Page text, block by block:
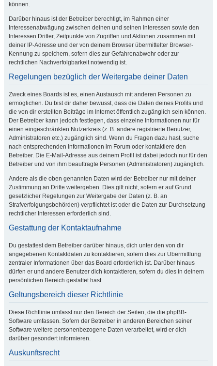
können.
Darüber hinaus ist der Betreiber berechtigt, im Rahmen einer
Interessenabwägung zwischen deinen und seinen Interessen sowie den
Interessen Dritter, Zeitpunkte von Zugriffen und Aktionen zusammen mit
deiner IP-Adresse und der von deinem Browser übermittelter Browser-
Kennung zu speichern, sofern dies zur Gefahrenabwehr oder zur
rechtlichen Nachverfolgbarkeit notwendig ist.
Regelungen bezüglich der Weitergabe deiner Daten
Zweck eines Boards ist es, einen Austausch mit anderen Personen zu
ermöglichen. Du bist dir daher bewusst, dass die Daten deines Profils und
die von dir erstellten Beiträge im Internet öffentlich zugänglich sein können.
Der Betreiber kann jedoch festlegen, dass einzelne Informationen nur für
einen eingeschränkten Nutzerkreis (z. B. andere registrierte Benutzer,
Administratoren etc.) zugänglich sind. Wenn du Fragen dazu hast, suche
nach entsprechenden Informationen im Forum oder kontaktiere den
Betreiber. Die E-Mail-Adresse aus deinem Profil ist dabei jedoch nur für den
Betreiber und von ihm beauftragte Personen (Administratoren) zugänglich.
Andere als die oben genannten Daten wird der Betreiber nur mit deiner
Zustimmung an Dritte weitergeben. Dies gilt nicht, sofern er auf Grund
gesetzlicher Regelungen zur Weitergabe der Daten (z. B. an
Strafverfolgungsbehörden) verpflichtet ist oder die Daten zur Durchsetzung
rechtlicher Interessen erforderlich sind.
Gestattung der Kontaktaufnahme
Du gestattest dem Betreiber darüber hinaus, dich unter den von dir
angegebenen Kontaktdaten zu kontaktieren, sofern dies zur Übermittlung
zentraler Informationen über das Board erforderlich ist. Darüber hinaus
dürfen er und andere Benutzer dich kontaktieren, sofern du dies in deinem
persönlichen Bereich gestattet hast.
Geltungsbereich dieser Richtlinie
Diese Richtlinie umfasst nur den Bereich der Seiten, die die phpBB-
Software umfassen. Sofern der Betreiber in anderen Bereichen seiner
Software weitere personenbezogene Daten verarbeitet, wird er dich
darüber gesondert informieren.
Auskunftsrecht